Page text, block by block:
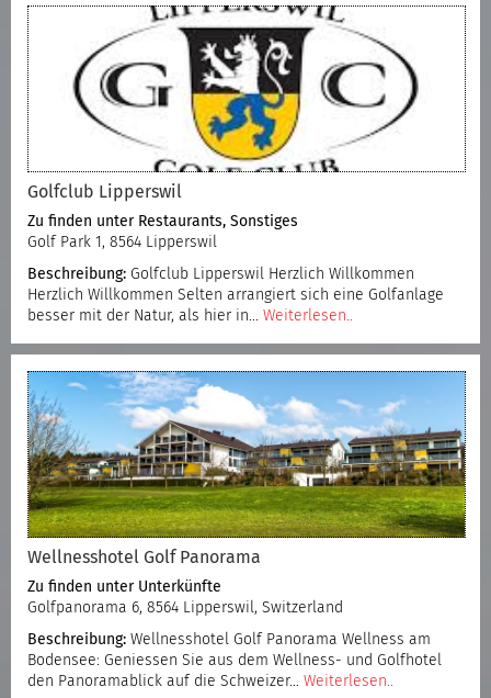
Golfclub Lipperswil
Zu finden unter Restaurants, Sonstiges
Golf Park 1, 8564 Lipperswil
Beschreibung: Golfclub Lipperswil Herzlich Willkommen
Herzlich Willkommen Selten arrangiert sich eine Golfanlage
besser mit der Natur, als hier in… Weiterlesen..
Wellnesshotel Golf Panorama
Zu finden unter Unterkünfte
Golfpanorama 6, 8564 Lipperswil, Switzerland
Beschreibung: Wellnesshotel Golf Panorama Wellness am
Bodensee: Geniessen Sie aus dem Wellness- und Golfhotel
den Panoramablick auf die Schweizer… Weiterlesen..